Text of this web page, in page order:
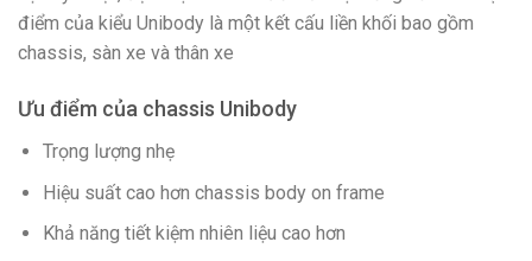
điểm của kiểu Unibody là một kết cấu liền khối bao gồm
chassis, sàn xe và thân xe
Ưu điểm của chassis Unibody
Trọng lượng nhẹ
Hiệu suất cao hơn chassis body on frame
Khả năng tiết kiệm nhiên liệu cao hơn